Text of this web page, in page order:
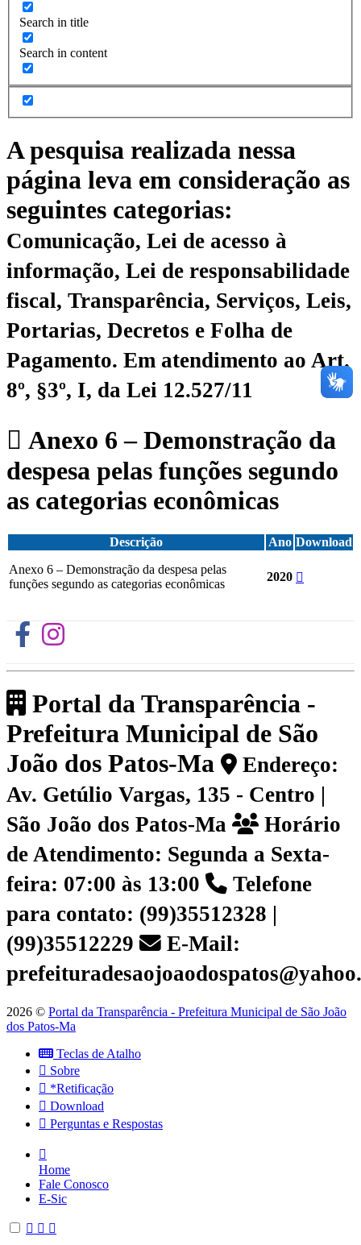
Search in title
Search in content
A pesquisa realizada nessa
página leva em consideração as
seguintes categorias:
Comunicação, Lei de acesso à
informação, Lei de responsabilidade
fiscal, Transparência, Serviços, Leis,
Portarias, Decretos e Folha de
Pagamento. Em atendimento ao Art.
8º, §3º, I, da Lei 12.527/11
Anexo 6 – Demonstração da
despesa pelas funções segundo
as categorias econômicas
Descrição Ano Download
Anexo 6 – Demonstração da despesa pelas
funções segundo as categorias econômicas
2020
Portal da Transparência -
Prefeitura Municipal de São
João dos Patos-Ma
Endereço:
Av. Getúlio Vargas, 135 - Centro |
São João dos Patos-Ma
Horário
de Atendimento: Segunda a Sexta-
feira: 07:00 às 13:00
Telefone
para contato: (99)35512328 |
(99)35512229
E-Mail:
2026 © Portal da Transparência - Prefeitura Municipal de São João
dos Patos-Ma
Teclas de Atalho
Sobre
*Retificação
Download
Perguntas e Respostas
Home
Fale Conosco
E-Sic